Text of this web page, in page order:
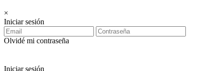
×
Iniciar sesión
Olvidé mi contraseña
Iniciar sesión